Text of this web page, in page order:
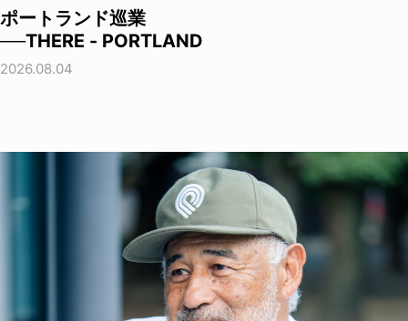
ポートランド巡業
──THERE - PORTLAND
2026.08.04